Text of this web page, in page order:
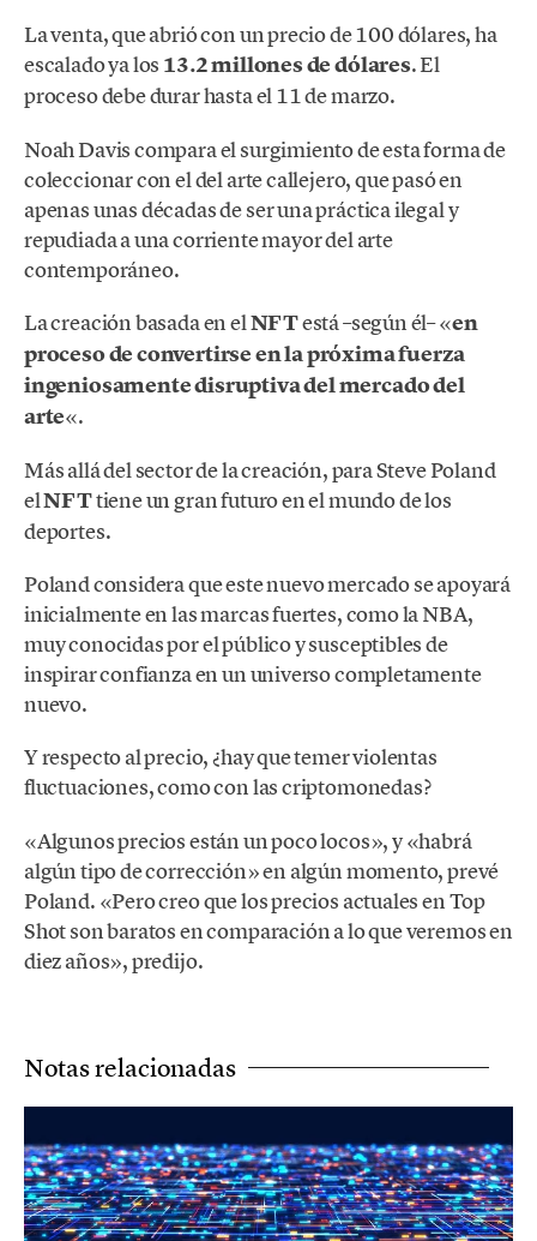
La venta, que abrió con un precio de 100 dólares, ha
escalado ya los 13.2 millones de dólares. El
proceso debe durar hasta el 11 de marzo.
Noah Davis compara el surgimiento de esta forma de
coleccionar con el del arte callejero, que pasó en
apenas unas décadas de ser una práctica ilegal y
repudiada a una corriente mayor del arte
contemporáneo.
La creación basada en elNFTestá –según él– «en
proceso de convertirse en la próxima fuerza
ingeniosamente disruptiva del mercado del
arte«.
Más allá del sector de la creación, para Steve Poland
elNFTtiene un gran futuro en el mundo de los
deportes.
Poland considera que este nuevo mercado se apoyará
inicialmente en las marcas fuertes, como la NBA,
muy conocidas por el público y susceptibles de
inspirar confianza en un universo completamente
nuevo.
Y respecto al precio, ¿hay que temer violentas
fluctuaciones, como con las criptomonedas?
«Algunos precios están un poco locos», y «habrá
algún tipo de corrección» en algún momento, prevé
Poland. «Pero creo que los precios actuales en Top
Shot son baratos en comparación a lo que veremos en
diez años», predijo.
Notas relacionadas